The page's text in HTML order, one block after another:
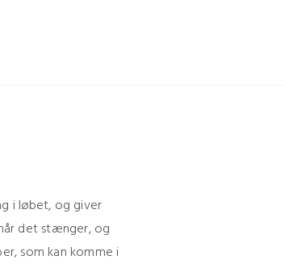
i løbet, og giver
det stænger, og
som kan komme i